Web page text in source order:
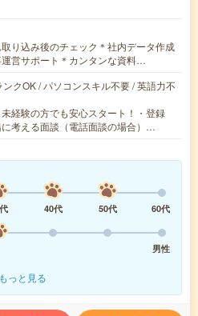
り込み後のチェック＊社内データ作成
営サポート＊カンタンな資料…
クOK / パソコンスキル不要 / 英語力不
経験の方でも安心スタート！・登録
考える面談（電話面談の場合）…
40代 50代
60代
男性
もっと見る